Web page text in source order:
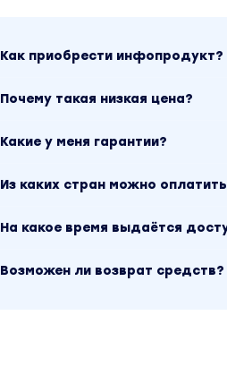
Как приобрести инфопродукт?
Почему такая низкая цена?
Какие у меня гарантии?
Из каких стран можно
На какое время выдаётся
Возможен ли возврат средств?